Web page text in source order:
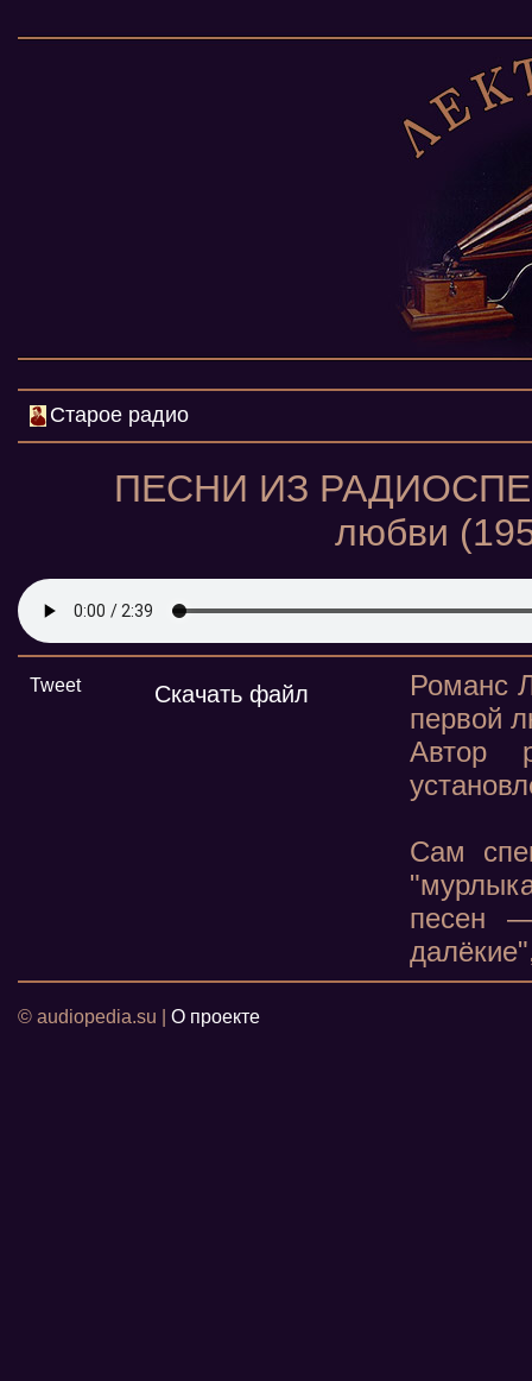
Старое радио
ПЕСНИ ИЗ
любви
Tweet Скачать файл
Романс
первой
Автор
Сам
песен —
© audiopedia.su | О проекте